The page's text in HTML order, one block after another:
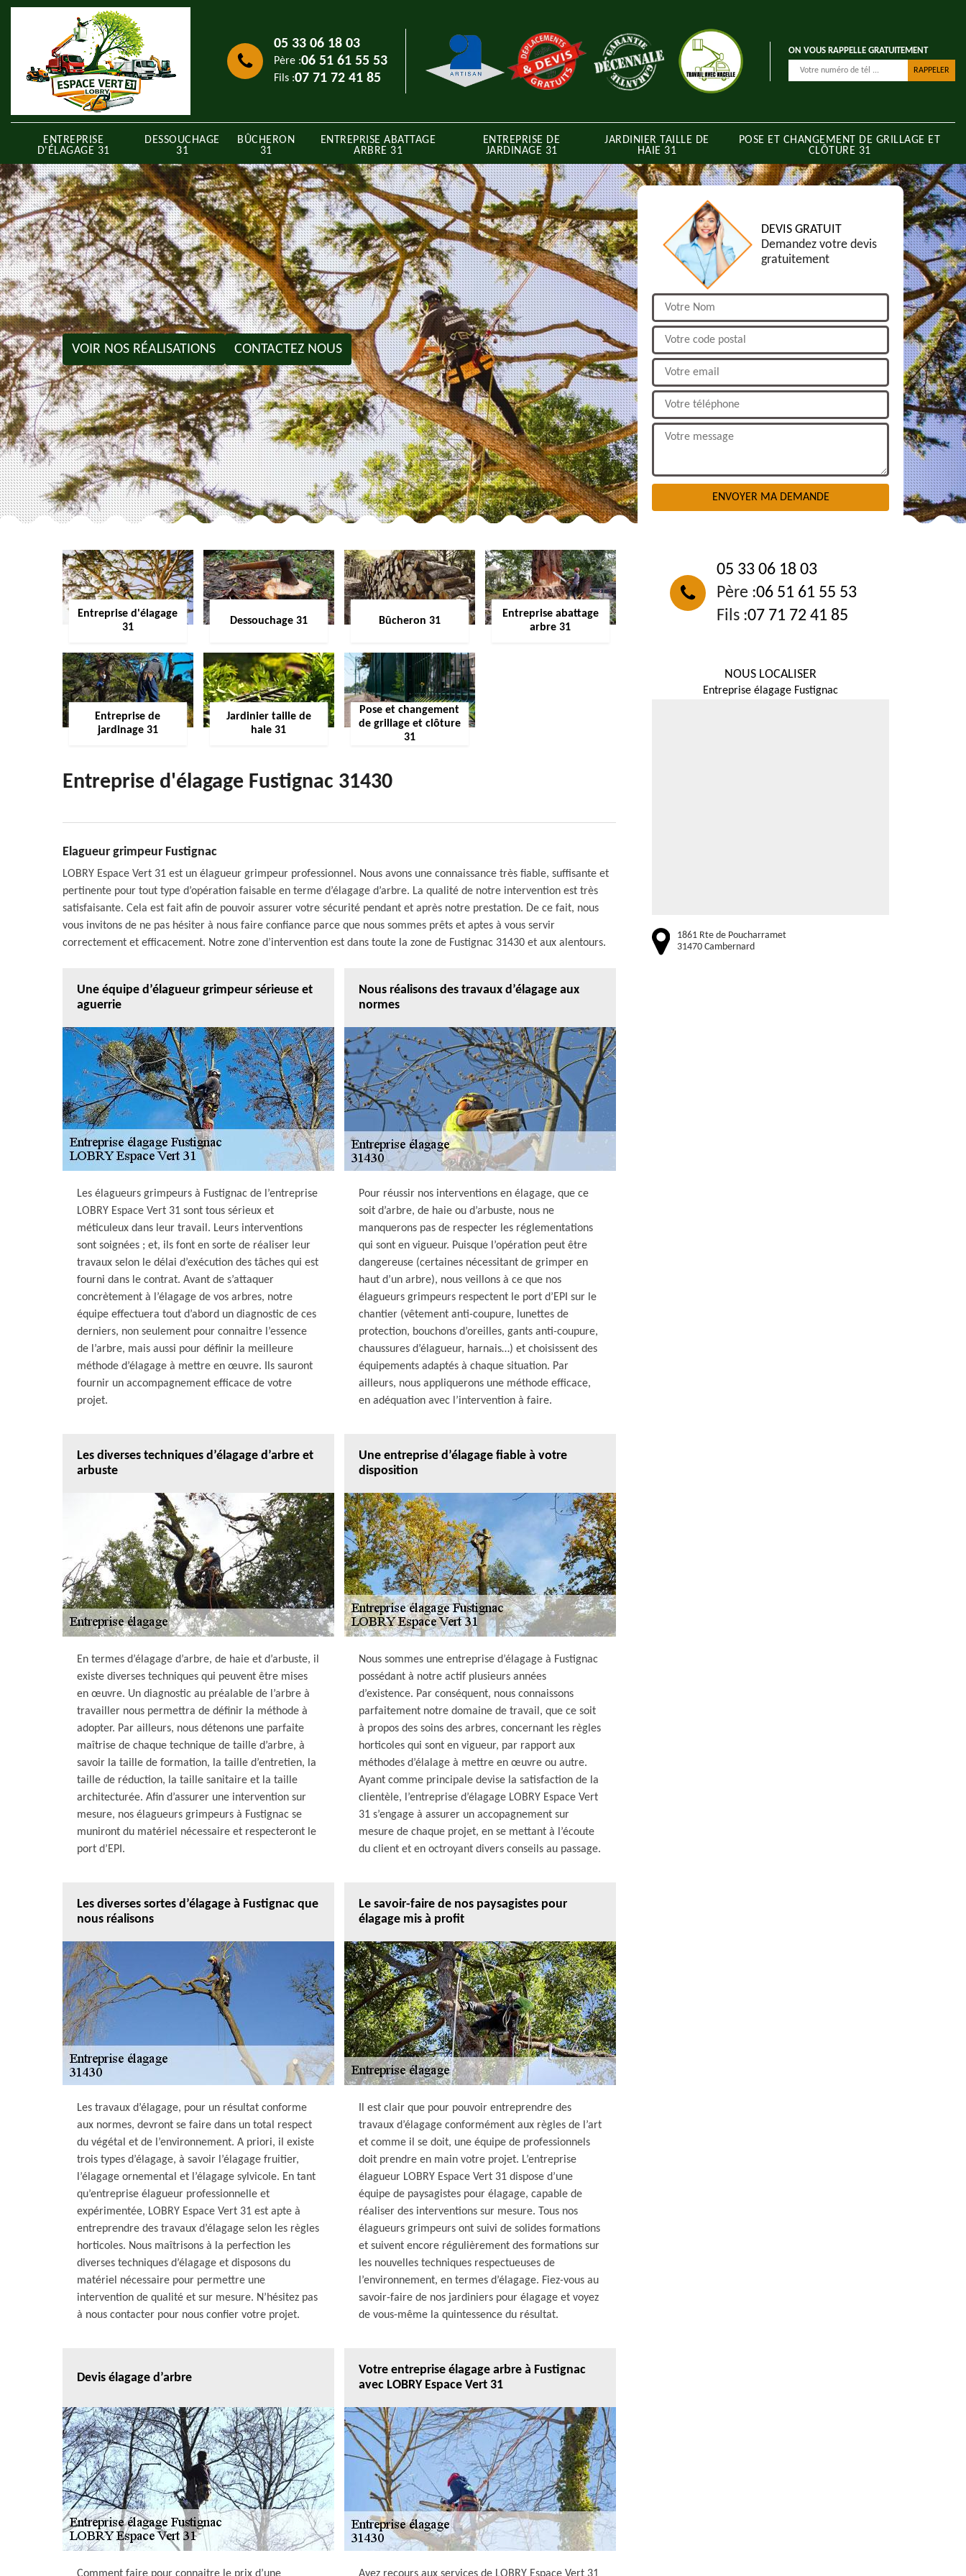
05 33 06 18 03
Père :06 51 61 55 53
Fils :07 71 72 41 85
ON VOUS RAPPELLE GRATUITEMENT
ENTREPRISE
D'ÉLAGAGE 31
DESSOUCHAGE
31
BÛCHERON
31
ENTREPRISE ABATTAGE
ARBRE 31
ENTREPRISE DE
JARDINAGE 31
JARDINIER TAILLE DE
HAIE 31
POSE ET CHANGEMENT DE GRILLAGE ET
CLÔTURE 31
VOIR NOS RÉALISATIONS CONTACTEZ NOUS
Entreprise d'élagage
31
Dessouchage 31 Bûcheron 31
Entreprise abattage
arbre 31
Entreprise de
jardinage 31
Jardinier taille de
haie 31
Pose et changement
de grillage et clôture
31
Entreprise d'élagage Fustignac 31430
Elagueur grimpeur Fustignac
LOBRY Espace Vert 31 est un élagueur grimpeur professionnel. Nous avons une connaissance très fiable, suffisante et
pertinente pour tout type d’opération faisable en terme d’élagage d’arbre. La qualité de notre intervention est très
satisfaisante. Cela est fait afin de pouvoir assurer votre sécurité pendant et après notre prestation. De ce fait, nous
vous invitons de ne pas hésiter à nous faire confiance parce que nous sommes prêts et aptes à vous servir
correctement et efficacement. Notre zone d’intervention est dans toute la zone de Fustignac 31430 et aux alentours.
Une équipe d’élagueur grimpeur sérieuse et
aguerrie
Les élagueurs grimpeurs à Fustignac de l’entreprise
LOBRY Espace Vert 31 sont tous sérieux et
méticuleux dans leur travail. Leurs interventions
sont soignées ; et, ils font en sorte de réaliser leur
travaux selon le délai d’exécution des tâches qui est
fourni dans le contrat. Avant de s’attaquer
concrètement à l’élagage de vos arbres, notre
équipe effectuera tout d’abord un diagnostic de ces
derniers, non seulement pour connaitre l’essence
de l’arbre, mais aussi pour définir la meilleure
méthode d’élagage à mettre en œuvre. Ils sauront
fournir un accompagnement efficace de votre
projet.
Nous réalisons des travaux d’élagage aux
normes
Pour réussir nos interventions en élagage, que ce
soit d’arbre, de haie ou d’arbuste, nous ne
manquerons pas de respecter les réglementations
qui sont en vigueur. Puisque l’opération peut être
dangereuse (certaines nécessitant de grimper en
haut d’un arbre), nous veillons à ce que nos
élagueurs grimpeurs respectent le port d’EPI sur le
chantier (vêtement anti-coupure, lunettes de
protection, bouchons d’oreilles, gants anti-coupure,
chaussures d’élagueur, harnais…) et choisissent des
équipements adaptés à chaque situation. Par
ailleurs, nous appliquerons une méthode efficace,
en adéquation avec l’intervention à faire.
Les diverses techniques d’élagage d’arbre et
arbuste
En termes d’élagage d’arbre, de haie et d’arbuste, il
existe diverses techniques qui peuvent être mises
en œuvre. Un diagnostic au préalable de l’arbre à
travailler nous permettra de définir la méthode à
adopter. Par ailleurs, nous détenons une parfaite
maîtrise de chaque technique de taille d’arbre, à
savoir la taille de formation, la taille d’entretien, la
taille de réduction, la taille sanitaire et la taille
architecturée. Afin d’assurer une intervention sur
mesure, nos élagueurs grimpeurs à Fustignac se
muniront du matériel nécessaire et respecteront le
port d’EPI.
Une entreprise d’élagage fiable à votre
disposition
Nous sommes une entreprise d’élagage à Fustignac
possédant à notre actif plusieurs années
d’existence. Par conséquent, nous connaissons
parfaitement notre domaine de travail, que ce soit
à propos des soins des arbres, concernant les règles
horticoles qui sont en vigueur, par rapport aux
méthodes d’élalage à mettre en œuvre ou autre.
Ayant comme principale devise la satisfaction de la
clientèle, l’entreprise d’élagage LOBRY Espace Vert
31 s’engage à assurer un accopagnement sur
mesure de chaque projet, en se mettant à l’écoute
du client et en octroyant divers conseils au passage.
Les diverses sortes d’élagage à Fustignac que
nous réalisons
Les travaux d’élagage, pour un résultat conforme
aux normes, devront se faire dans un total respect
du végétal et de l’environnement. A priori, il existe
trois types d’élagage, à savoir l’élagage fruitier,
l’élagage ornemental et l’élagage sylvicole. En tant
qu’entreprise élagueur professionnelle et
expérimentée, LOBRY Espace Vert 31 est apte à
entreprendre des travaux d’élagage selon les règles
horticoles. Nous maîtrisons à la perfection les
diverses techniques d’élagage et disposons du
matériel nécessaire pour permettre une
intervention de qualité et sur mesure. N’hésitez pas
à nous contacter pour nous confier votre projet.
Le savoir-faire de nos paysagistes pour
élagage mis à profit
Il est clair que pour pouvoir entreprendre des
travaux d’élagage conformément aux règles de l’art
et comme il se doit, une équipe de professionnels
doit prendre en main votre projet. L’entreprise
élagueur LOBRY Espace Vert 31 dispose d’une
équipe de paysagistes pour élagage, capable de
réaliser des interventions sur mesure. Tous nos
élagueurs grimpeurs ont suivi de solides formations
et suivent encore régulièrement des formations sur
les nouvelles techniques respectueuses de
l’environnement, en termes d’élagage. Fiez-vous au
savoir-faire de nos jardiniers pour élagage et voyez
de vous-même la quintessence du résultat.
Devis élagage d’arbre
Votre entreprise élagage arbre à Fustignac
avec LOBRY Espace Vert 31
DEVIS GRATUIT
Demandez votre devis
gratuitement
05 33 06 18 03
Père :06 51 61 55 53
Fils :07 71 72 41 85
NOUS LOCALISER
Entreprise élagage Fustignac
1861 Rte de Poucharramet
31470 Cambernard